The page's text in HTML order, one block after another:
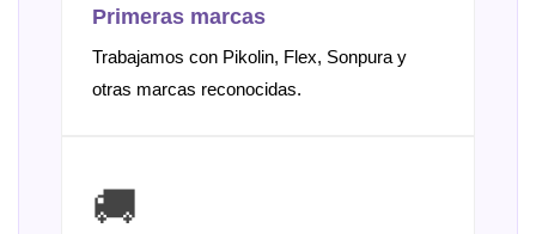
Primeras marcas
Trabajamos con Pikolin, Flex, Sonpura y
otras marcas reconocidas.
🚚